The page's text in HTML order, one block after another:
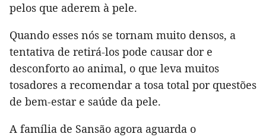
pelos que aderem à pele.
Quando esses nós se tornam muito densos, a
tentativa de retirá-los pode causar dor e
desconforto ao animal, o que leva muitos
tosadores a recomendar a tosa total por questões
de bem-estar e saúde da pele.
A família de Sansão agora aguarda o